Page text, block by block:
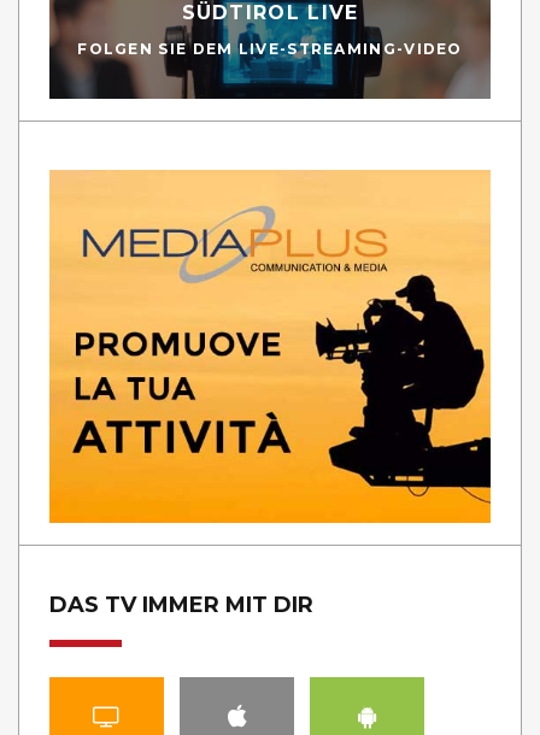
SÜDTIROL LIVE
FOLGEN SIE DEM LIVE-STREAMING-VIDEO
DAS TV IMMER MIT DIR